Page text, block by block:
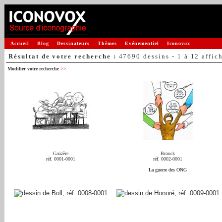
Accueil Blog Dessinateurs Thèmes Evénementiel Iconovox
Résultat de votre recherche : 47690 dessins - 1 à 12
Modifier votre recherche >>
Gaüzère
réf. 0001-0001
Brouck
réf. 0002-0001
La guerre des ONG